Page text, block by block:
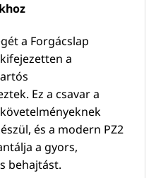
a Forgácslap
a
Ez a csavar a
és a modern PZ2
a gyors,
behajtást.